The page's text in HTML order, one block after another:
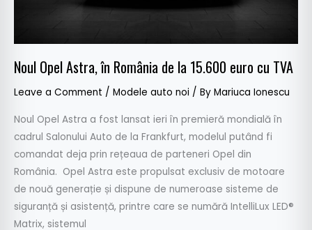
Noul Opel Astra, în România de la 15.600 euro cu TVA
Leave a Comment / Modele auto noi / By Mariuca Ionescu
Noul Opel Astra a fost lansat ieri în premieră mondială în
cadrul Salonului Auto de la Frankfurt, modelul putând fi
comandat deja prin rețeaua de parteneri Opel din
România. Opel Astra este propulsat exclusiv de motoare
de nouă generație și dispune de numeroase sisteme de
siguranță și asistență, printre care se numără IntelliLux LED®
Matrix, sistemul